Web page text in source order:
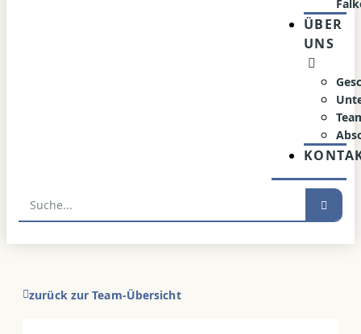
ÜBER
UNS
zurück zur Team-Übersicht